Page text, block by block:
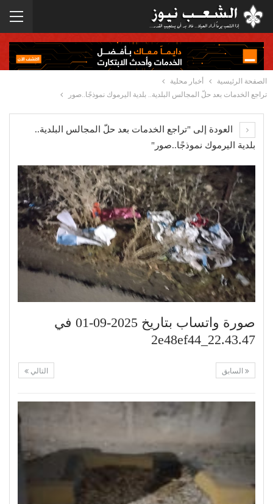
الصفحة الرئيسية
أخبار محلية
تراجع الخدمات بعد حلّ المجالس البلدية.. بلدية اليرموك نموذجًا..صور
العودة إلى "تراجع الخدمات بعد حلّ المجالس البلدية..
بلدية اليرموك نموذجًا..صور"
صورة واتساب بتاريخ 2025-09-01 في
22.43.47_2e48ef44
التالي السابق